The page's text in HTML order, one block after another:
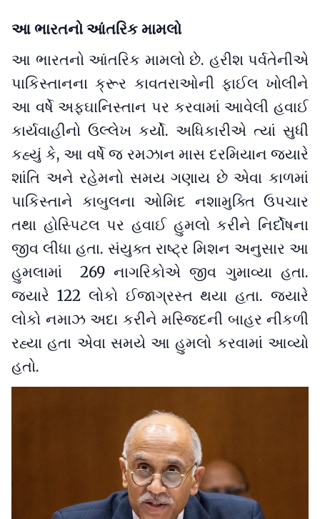
આ ભારતનો આંતરિક મામલો
આ ભારતનો આંતરિક મામલો છે. હરીશ પર્વતેનીએ
પાકિસ્તાનના ક્રૂર કાવતરાઓની ફાઈલ ખોલીને
આ વર્ષે અફઘાનિસ્તાન પર કરવામાં આવેલી હવાઈ
કાર્યવાહીનો ઉલ્લેખ કર્યો. અધિકારીએ ત્યાં સુધી
કહ્યું કે, આ વર્ષે જ રમઝાન માસ દરમિયાન જ્યારે
શાંતિ અને રહેમનો સમય ગણાય છે એવા કાળમાં
પાકિસ્તાને કાબુલના ઓમિદ નશામુક્તિ ઉપચાર
તથા હોસ્પિટલ પર હવાઈ હુમલો કરીને નિર્દોષના
જીવ લીધા હતા. સંયુક્ત રાષ્ટ્ર મિશન અનુસાર આ
હુમલામાં 269 નાગરિકોએ જીવ ગુમાવ્યા હતા.
જ્યારે 122 લોકો ઈજાગ્રસ્ત થયા હતા. જ્યારે
લોકો નમાઝ અદા કરીને મસ્જિદની બાહર નીકળી
રહ્યા હતા એવા સમયે આ હુમલો કરવામાં આવ્યો
હતો.